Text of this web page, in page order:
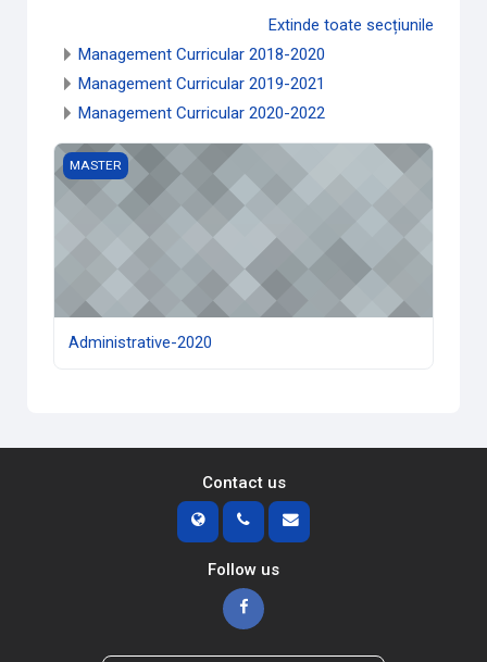
Extinde toate secțiunile
Management Curricular 2018-2020
Management Curricular 2019-2021
Management Curricular 2020-2022
Imaginea reprezentativă a cursului Administrative-2020
MASTER
Administrative-2020
Contact us
Follow us